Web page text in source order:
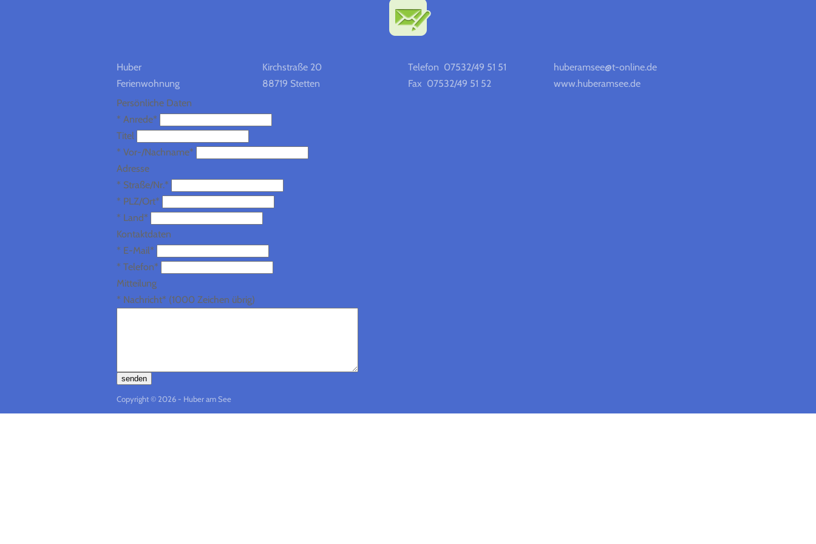
Huber
Ferienwohnung
Kirchstraße 20
88719 Stetten
Telefon 07532/49 51 51
Fax 07532/49 51 52
huberamsee@t-online.de
www.huberamsee.de
Persönliche Daten
* Anrede*
Titel
* Vor-/Nachname*
Adresse
* Straße/Nr.*
* PLZ/Ort*
* Land*
Kontaktdaten
* E-Mail*
* Telefon*
Mitteilung
* Nachricht* (1000 Zeichen übrig)
senden
Copyright © 2026 - Huber am See